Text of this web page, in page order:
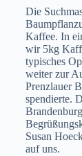
Die
Kaffee. In
wir 5kg
typisches
weiter zur
Prenzlauer
spendierte.
Susan
auf uns.